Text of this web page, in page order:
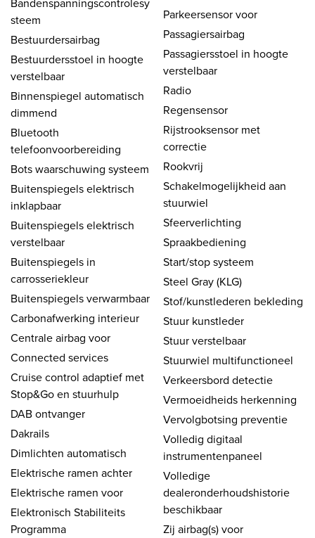
steem
Bestuurdersairbag
Bestuurdersstoel in hoogte
verstelbaar
Binnenspiegel automatisch
dimmend
Bluetooth
telefoonvoorbereiding
Bots waarschuwing systeem
Buitenspiegels elektrisch
inklapbaar
Buitenspiegels elektrisch
verstelbaar
Buitenspiegels in
carrosseriekleur
Buitenspiegels verwarmbaar
Carbonafwerking interieur
Centrale airbag voor
Connected services
Cruise control adaptief met
Stop&Go en stuurhulp
DAB ontvanger
Dakrails
Dimlichten automatisch
Elektrische ramen achter
Elektrische ramen voor
Elektronisch Stabiliteits
Programma
Parkeersensor voor
Passagiersairbag
Passagiersstoel in hoogte
verstelbaar
Radio
Regensensor
Rijstrooksensor met
correctie
Rookvrij
Schakelmogelijkheid aan
stuurwiel
Sfeerverlichting
Spraakbediening
Start/stop systeem
Steel Gray (KLG)
Stof/kunstlederen bekleding
Stuur kunstleder
Stuur verstelbaar
Stuurwiel multifunctioneel
Verkeersbord detectie
Vermoeidheids herkenning
Vervolgbotsing preventie
Volledig digitaal
instrumentenpaneel
Volledige
dealeronderhoudshistorie
beschikbaar
Zij airbag(s) voor